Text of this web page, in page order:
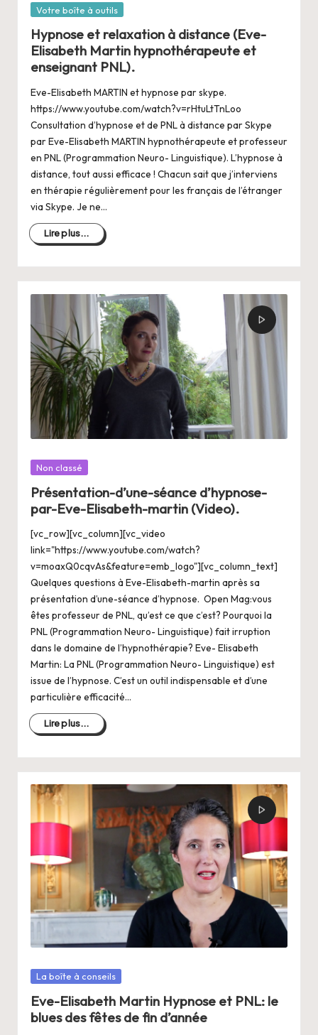
Posté
Votre boîte à outils
Hypnose et relaxation à distance (Eve-
Elisabeth Martin hypnothérapeute et
enseignant PNL).
Eve-Elisabeth MARTIN et hypnose par skype.
https://www.youtube.com/watch?v=rHtuLtTnLoo
Consultation d’hypnose et de PNL à distance par Skype
par Eve-Elisabeth MARTIN hypnothérapeute et professeur
en PNL (Programmation Neuro- Linguistique). L’hypnose à
distance, tout aussi efficace ! Chacun sait que j’interviens
en thérapie régulièrement pour les français de l’étranger
via Skype. Je ne…
Lire plus...
Posté
Non classé
Présentation-d’une-séance d’hypnose-
par-Eve-Elisabeth-martin (Video).
[vc_row][vc_column][vc_video
link="https://www.youtube.com/watch?
v=moaxQ0cqvAs&feature=emb_logo"][vc_column_text]
Quelques questions à Eve-Elisabeth-martin après sa
présentation d’une-séance d’hypnose. Open Mag:vous
êtes professeur de PNL, qu’est ce que c’est? Pourquoi la
PNL (Programmation Neuro- Linguistique) fait irruption
dans le domaine de l’hypnothérapie? Eve- Elisabeth
Martin: La PNL (Programmation Neuro- Linguistique) est
issue de l’hypnose. C’est un outil indispensable et d’une
particulière efficacité…
Lire plus...
Posté
La boîte à conseils
Eve-Elisabeth Martin Hypnose et PNL: le
blues des fêtes de fin d’année